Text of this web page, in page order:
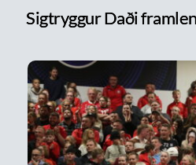
Sigtryggur Daði